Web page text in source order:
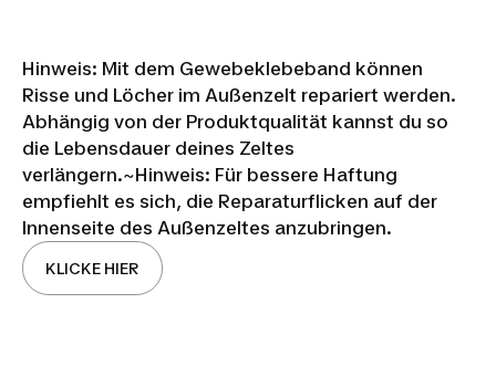
Hinweis: Mit dem Gewebeklebeband können
Risse und Löcher im Außenzelt repariert werden.
Abhängig von der Produktqualität kannst du so
die Lebensdauer deines Zeltes
verlängern.~Hinweis: Für bessere Haftung
empfiehlt es sich, die Reparaturflicken auf der
Innenseite des Außenzeltes anzubringen.
KLICKE HIER